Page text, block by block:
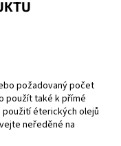
požadovaný počet
použít také k přímé
éterických olejů
neředěné na